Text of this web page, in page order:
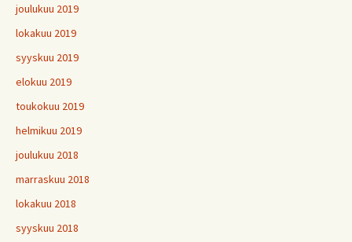
joulukuu 2019
lokakuu 2019
syyskuu 2019
elokuu 2019
toukokuu 2019
helmikuu 2019
joulukuu 2018
marraskuu 2018
lokakuu 2018
syyskuu 2018